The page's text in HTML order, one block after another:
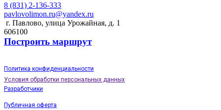
8 (831) 2-136-333
pavlovolimon.ru@yandex.ru
г. Павлово, улица Урожайная, д. 1
606100
Построить маршрут
Политика конфиденциальности
Условия обработки персональных данных
Разработчики
Публичная оферта